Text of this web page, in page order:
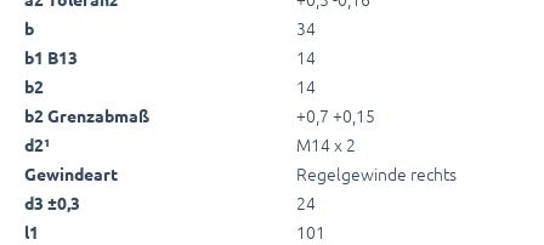
b 34
b1 B13 14
b2 14
b2 Grenzabmaß +0,7 +0,15
d2¹ M14 x 2
Gewindeart Regelgewinde rechts
d3 ±0,3 24
l1 101